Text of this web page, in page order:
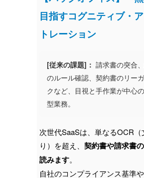
目指すコグニティブ・
トレーション
[従来の課題]： 請求書の突合
のルール確認、契約書のリー
クなど、目視と手作業が中心
型業務。
次世代SaaSは、単なるOCR（
り）を超え、 契約書や請求書
読みます。
自社のコンプライアンス基準